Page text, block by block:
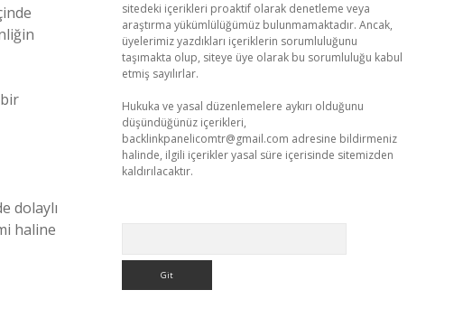
dolaylı
haline
sitedeki içerikleri proaktif olarak denetleme veya
araştırma yükümlülüğümüz bulunmamaktadır. Ancak,
üyelerimiz yazdıkları içeriklerin sorumluluğunu
taşımakta olup, siteye üye olarak bu sorumluluğu kabul
etmiş sayılırlar.
Hukuka ve yasal düzenlemelere aykırı olduğunu
düşündüğünüz içerikleri,
backlinkpanelicomtr@gmail.com adresine bildirmeniz
halinde, ilgili içerikler yasal süre içerisinde sitemizden
kaldırılacaktır.